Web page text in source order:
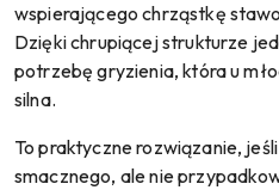
wspierającego chrząstkę
Dzięki chrupiącej strukturze
potrzebę gryzienia, która u
silna.
To praktyczne rozwiązanie,
smacznego, ale nie